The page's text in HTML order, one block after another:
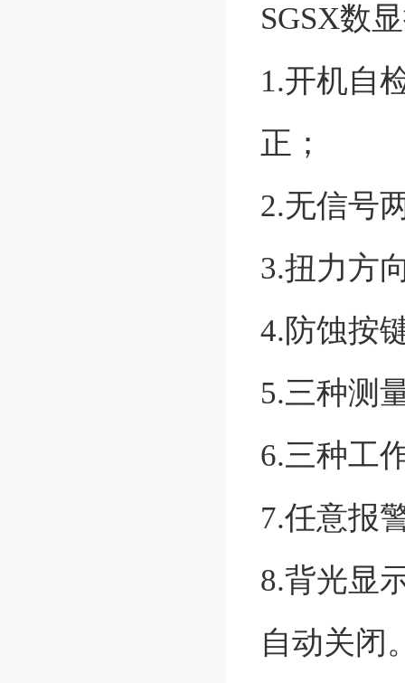
SGSX数
1.开机自
正；
2.无信号
3.扭力方
4.防蚀按
5.三种测
6.三种工
7.任意报
8.背光显
自动关闭